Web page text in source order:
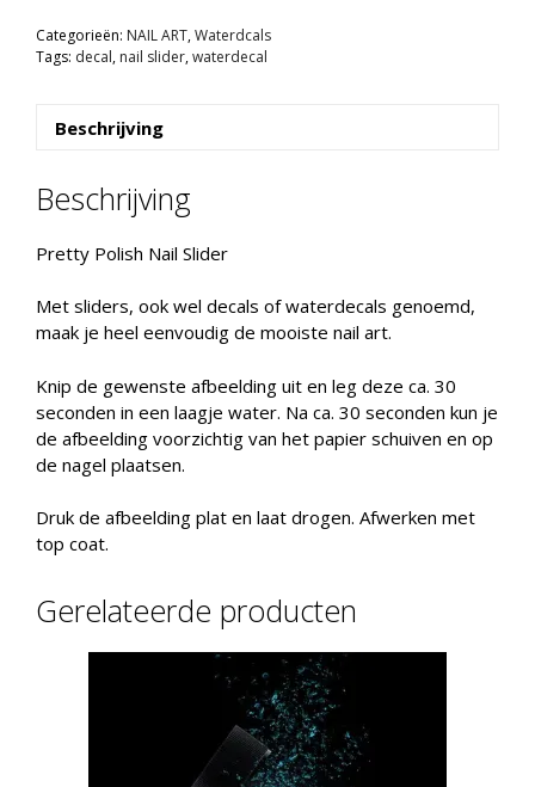
M183
aantal
Categorieën: NAIL ART,Waterdcals
Tags: decal, nail slider,waterdecal
Beschrijving
Beschrijving
Pretty Polish Nail Slider
Met sliders, ook wel decals of waterdecals genoemd,
maak je heel eenvoudig de mooiste nail art.
Knip de gewenste afbeelding uit en leg deze ca. 30
seconden in een laagje water. Na ca. 30 seconden kun je
de afbeelding voorzichtig van het papier schuiven en op
de nagel plaatsen.
Druk de afbeelding plat en laat drogen. Afwerken met
top coat.
Gerelateerde producten